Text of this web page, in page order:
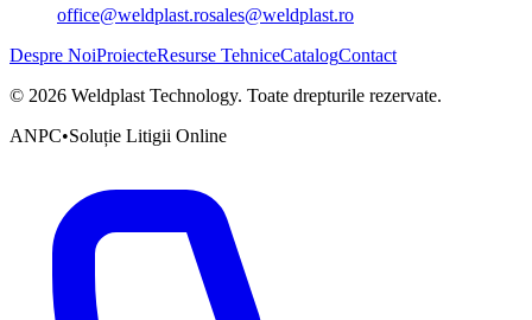
office@weldplast.rosales@weldplast.ro
Despre NoiProiecteResurse TehniceCatalogContact
© 2026 Weldplast Technology. Toate drepturile rezervate.
ANPC•Soluție Litigii Online